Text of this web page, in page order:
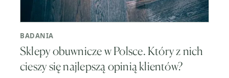
BADANIA
Sklepy obuwnicze w Polsce. Który z nich
cieszy się najlepszą opinią klientów?